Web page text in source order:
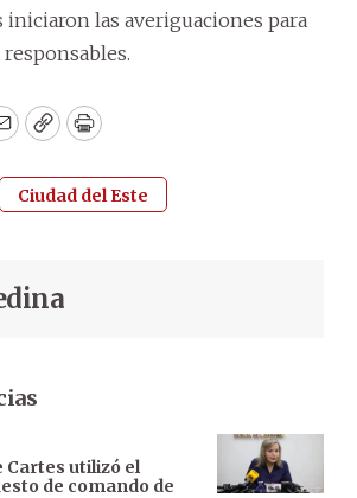
las averiguaciones para
EmailCopyPrint
Ciudad del Este
Cartes utilizó el
de comando de